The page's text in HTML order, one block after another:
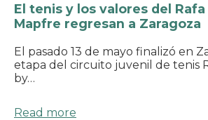
El tenis y los valores del
Mapfre regresan a Zaragoza
El pasado 13 de mayo finalizó en
etapa del circuito juvenil de tenis
by…
Read more